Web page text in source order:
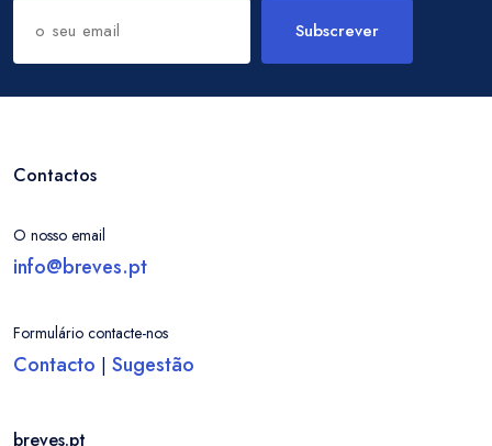
Subscrever
Contactos
O nosso email
info@breves.pt
Formulário contacte-nos
Contacto | Sugestão
breves.pt